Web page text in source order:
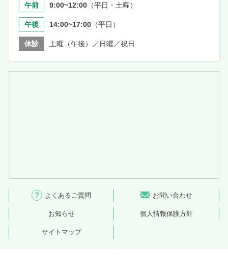
午前 9:00~12:00 （平日・土曜）
午後 14:00~17:00 （平日）
休診 土曜（午後）／日曜／祝日
よくあるご質問 お問い合わせ
お知らせ 個人情報保護方針
サイトマップ